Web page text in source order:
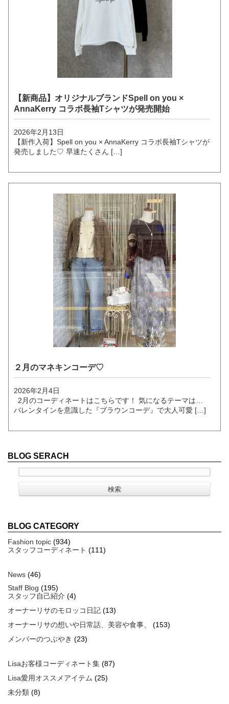
【新商品】オリジナルブランドSpell on you ×
AnnaKerry コラボ長袖Tシャツが発売開始
2026年2月13日
【新作入荷】Spell on you × AnnaKerry コラボ長袖Tシャツが
発売しました♡ 早速たくさん […]
２月のマネキンコーデ♡
2026年2月4日
2月のコーディネートはこちらです！ 気になるテーマは…
バレンタインを意識した『ブラウンコーデ』で大人可愛 […]
BLOG SERACH
BLOG CATEGORY
Fashion topic (934)
スタッフコーディネート (111)
News (46)
Staff Blog (195)
スタッフ自己紹介 (4)
オーナーリサのモロッコ日記 (13)
オーナーリサの想いや日常話、美容や食事、
(153)
メンバーのつぶやき (23)
Lisaお客様コーディネート集 (87)
Lisa愛用オススメアイテム (25)
未分類 (8)